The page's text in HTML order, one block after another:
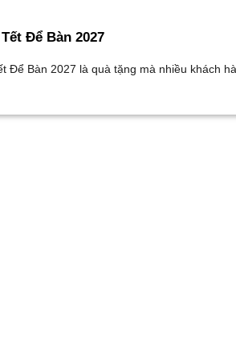
Để Bàn 2027
Để Bàn 2027 là quà tặng mà nhiều khách